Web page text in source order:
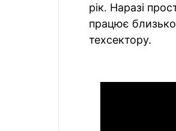
рік. Наразі
працює близько
техсектору.